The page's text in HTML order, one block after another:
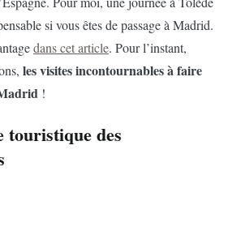
si vous êtes de passage à Madrid.
dans cet article. Pour l’instant,
les visites incontournables à faire
!
des